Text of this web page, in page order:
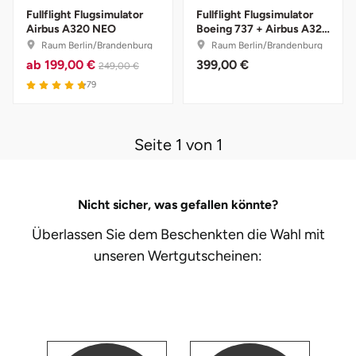
Fullflight Flugsimulator
Airbus A320 NEO
Raum Berlin/Brandenburg
ab 199,00 € 249,00 €
4.8 von 5
79
Fullflight Flugsimulator
Boeing 737 + Airbus A320
Kombiticket
Raum Berlin/Brandenburg
399,00 €
Seite 1 von 1
Nicht sicher, was gefallen könnte?
Überlassen Sie dem Beschenkten die Wahl mit
unseren Wertgutscheinen:
Bruchköbel
Bruchsal
Cloppenburg
Münster
Nürnberg
Ruhrgebiet
Sangerhausen
Sonneberg
Weißenfels